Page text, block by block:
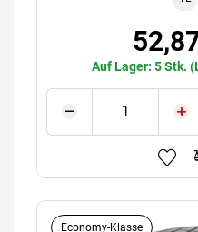
Auf Lager: 5 Stk.
Economy-Klasse